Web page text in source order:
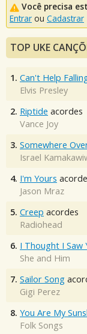
Você precisa
Entrar ou Cadastrar
TOP UKE
1. Can't Help
Elvis Presley
2. Riptide acordes
Vance Joy
3. Somewhere
Israel
4. I'm Yours
Jason Mraz
5. Creep acordes
Radiohead
6. I Thought I Saw
She and Him
7. Sailor Song
Gigi Perez
8. You Are My
Folk Songs